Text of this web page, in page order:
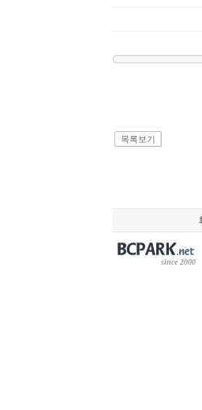
목록보기
since 2000